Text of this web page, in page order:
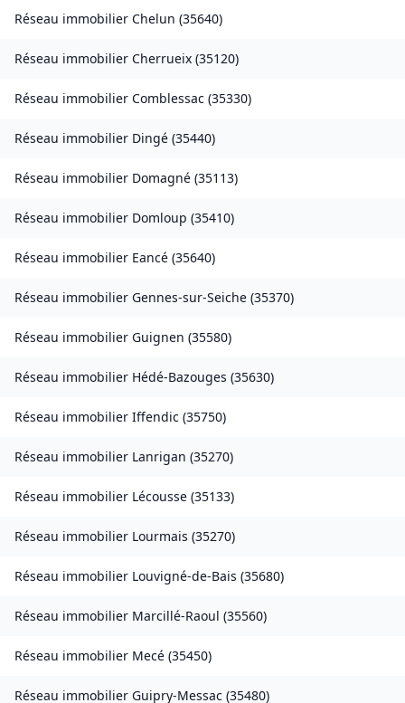
Réseau immobilier Chelun (35640)
Réseau immobilier Cherrueix (35120)
Réseau immobilier Comblessac (35330)
Réseau immobilier Dingé (35440)
Réseau immobilier Domagné (35113)
Réseau immobilier Domloup (35410)
Réseau immobilier Eancé (35640)
Réseau immobilier Gennes-sur-Seiche (35370)
Réseau immobilier Guignen (35580)
Réseau immobilier Hédé-Bazouges (35630)
Réseau immobilier Iffendic (35750)
Réseau immobilier Lanrigan (35270)
Réseau immobilier Lécousse (35133)
Réseau immobilier Lourmais (35270)
Réseau immobilier Louvigné-de-Bais (35680)
Réseau immobilier Marcillé-Raoul (35560)
Réseau immobilier Mecé (35450)
Réseau immobilier Guipry-Messac (35480)